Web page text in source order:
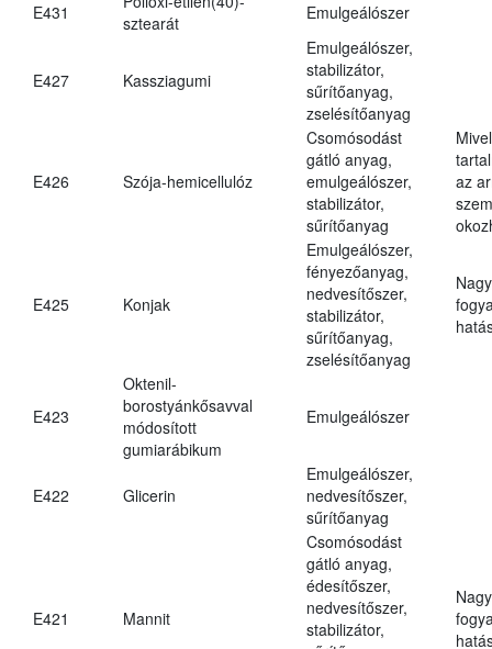
E431
sztearát
Emulgeálószer
E427 Kassziagumi
Emulgeálószer,
stabilizátor,
sűrítőanyag,
zselésítőanyag
E426 Szója-hemicellulóz
Csomósodást
gátló anyag,
emulgeálószer,
stabilizátor,
sűrítőanyag
az
E425 Konjak
Emulgeálószer,
fényezőanyag,
nedvesítőszer,
stabilizátor,
sűrítőanyag,
zselésítőanyag
E423
Oktenil-
borostyánkősavval
módosított
gumiarábikum
Emulgeálószer
E422 Glicerin
Emulgeálószer,
nedvesítőszer,
sűrítőanyag
E421 Mannit
Csomósodást
gátló anyag,
édesítőszer,
nedvesítőszer,
stabilizátor,